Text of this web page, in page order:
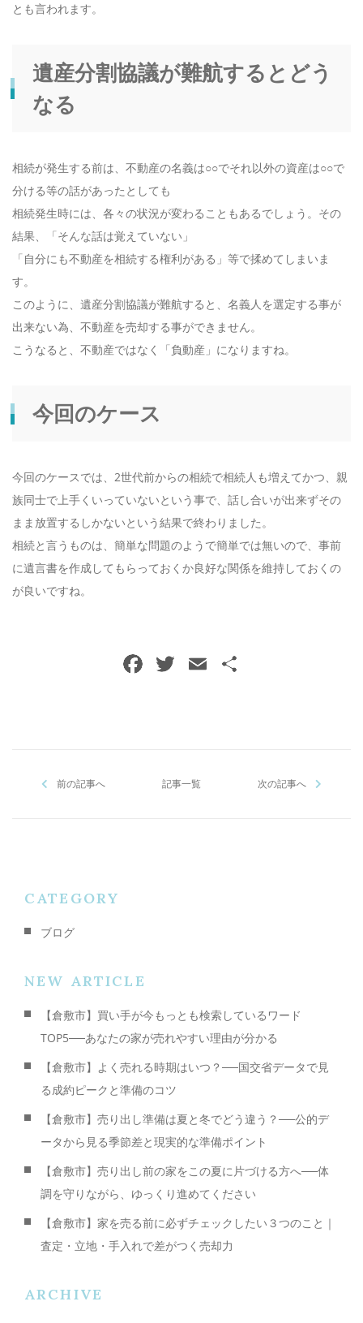
とも言われます。
遺産分割協議が難航するとどう
なる
相続が発生する前は、不動産の名義は○○でそれ以外の資産は○○で
分ける等の話があったとしても
相続発生時には、各々の状況が変わることもあるでしょう。その
結果、「そんな話は覚えていない」
「自分にも不動産を相続する権利がある」等で揉めてしまいま
す。
このように、遺産分割協議が難航すると、名義人を選定する事が
出来ない為、不動産を売却する事ができません。
こうなると、不動産ではなく「負動産」になりますね。
今回のケース
今回のケースでは、2世代前からの相続で相続人も増えてかつ、親
族同士で上手くいっていないという事で、話し合いが出来ずその
まま放置するしかないという結果で終わりました。
相続と言うものは、簡単な問題のようで簡単では無いので、事前
に遺言書を作成してもらっておくか良好な関係を維持しておくの
が良いですね。
前の記事へ 記事一覧 次の記事へ
CATEGORY
ブログ
NEW ARTICLE
【倉敷市】買い手が今もっとも検索しているワード
TOP5──あなたの家が売れやすい理由が分かる
【倉敷市】よく売れる時期はいつ？──国交省データで見
る成約ピークと準備のコツ
【倉敷市】売り出し準備は夏と冬でどう違う？──公的デ
ータから見る季節差と現実的な準備ポイント
【倉敷市】売り出し前の家をこの夏に片づける方へ──体
調を守りながら、ゆっくり進めてください
【倉敷市】家を売る前に必ずチェックしたい３つのこと｜
査定・立地・手入れで差がつく売却力
ARCHIVE